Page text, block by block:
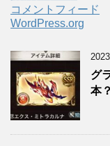
コメントフィード
WordPress.org
グ
本？